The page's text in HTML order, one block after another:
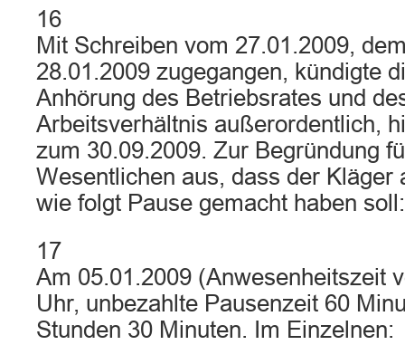
16
Mit Schreiben vom 27.01.2009,
28.01.2009 zugegangen, kündigte
Anhörung des Betriebsrates und
Arbeitsverhältnis außerordentlich,
zum 30.09.2009. Zur Begründung
Wesentlichen aus, dass der Kläger
wie folgt Pause gemacht haben soll:
17
Am 05.01.2009 (Anwesenheitszeit
Uhr, unbezahlte Pausenzeit 60
Stunden 30 Minuten. Im Einzelnen: